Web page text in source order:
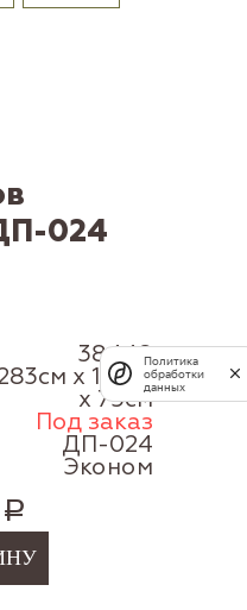
024
38448
x 115см
x 75см
Под заказ
ДП-024
Эконом
Р
Политика
обработки
данных